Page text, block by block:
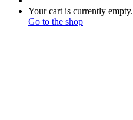
skin
View
your
Your cart is currently empty.
Go to the shop